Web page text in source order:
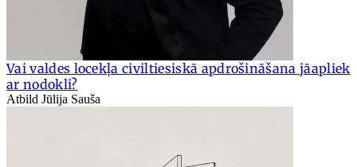
Vai valdes locekļa civiltiesiskā apdrošināšana jāapliek
ar nodokli?
Atbild Jūlija Sauša